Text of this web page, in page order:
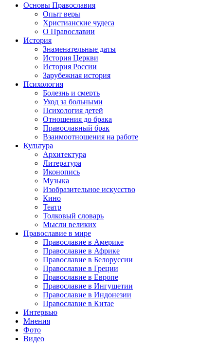
Основы Православия
Опыт веры
Христианские чудеса
О Православии
История
Знаменательные даты
История Церкви
История России
Зарубежная история
Психология
Болезнь и смерть
Уход за больными
Психология детей
Отношения до брака
Православный брак
Взаимоотношения на работе
Культура
Архитектура
Литература
Иконопись
Музыка
Изобразительное искусство
Кино
Театр
Толковый словарь
Мысли великих
Православие в мире
Православие в Америке
Православие в Африке
Православие в Белоруссии
Православие в Греции
Православие в Европе
Православие в Ингушетии
Православие в Индонезии
Православие в Китае
Интервью
Мнения
Фото
Видео